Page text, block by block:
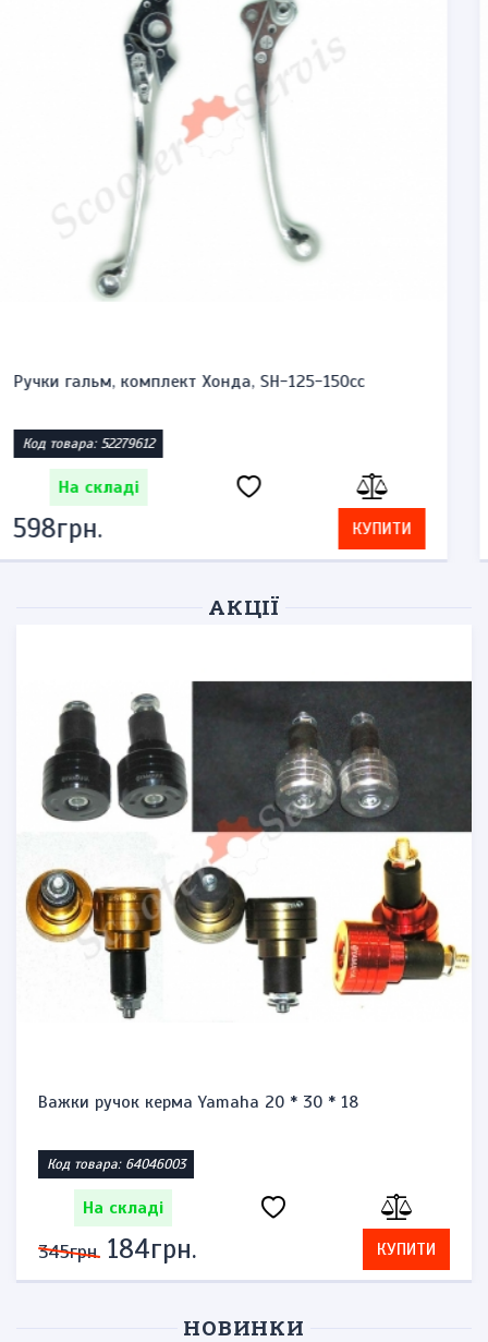
Сальники передньої вилки 51153-45F00-00 Сузукі
Код товара: 42387501
На складі
736грн. КУПИТИ
АКЦІЇ
Запальничка бензинова тип zippo "Honda st1300"
Код товара: 1471864623
На складі
575грн. 276грн. КУПИТИ
НОВИНКИ